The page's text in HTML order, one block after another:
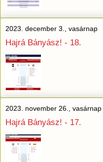
2023. december 3., vasárnap
Hajrá Bányász! - 18.
2023. november 26., vasárnap
Hajrá Bányász! - 17.